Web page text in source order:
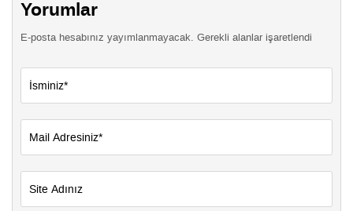
Yorumlar
E-posta hesabınız yayımlanmayacak. Gerekli alanlar işaretlendi